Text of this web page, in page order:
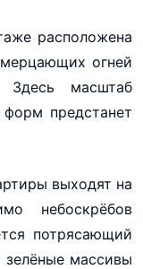
расположена
огней
Здесь масштаб
предстанет
выходят на
небоскрёбов
потрясающий
массивы